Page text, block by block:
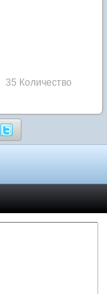
35 Количество